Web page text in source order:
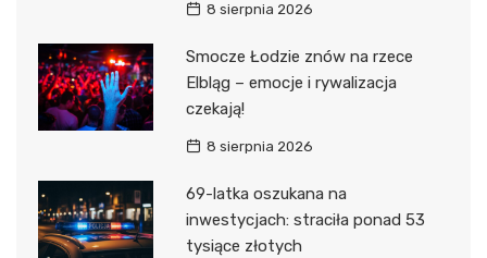
8 sierpnia 2026
Smocze Łodzie znów na rzece
Elbląg – emocje i rywalizacja
czekają!
8 sierpnia 2026
69-latka oszukana na
inwestycjach: straciła ponad 53
tysiące złotych